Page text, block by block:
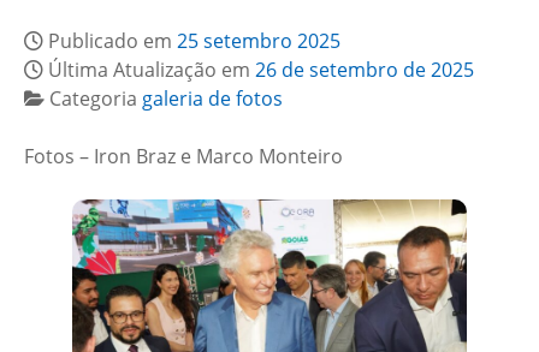
Publicado em 25 setembro 2025
Última Atualização em 26 de setembro de 2025
Categoria galeria de fotos
Fotos – Iron Braz e Marco Monteiro